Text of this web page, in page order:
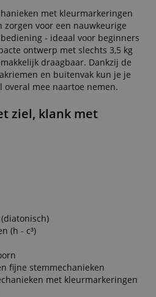
met kleurmarkeringen
zorgen voor een nauwkeurige
- ideaal voor beginners
ontwerp met slechts 3,5 kg
draagbaar. Dankzij de
en buitenvak kun je je
mee naartoe nemen.
ziel, klank met
(h - c³)
fijne stemmechanieken
met kleurmarkeringen